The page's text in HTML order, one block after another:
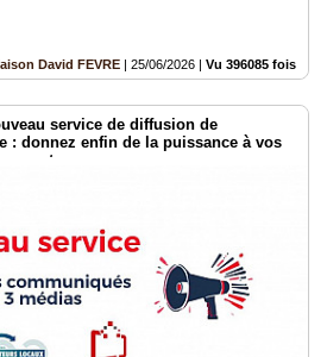
David FEVRE | 25/06/2026 | Vu 396085 fois
service de diffusion de
: donnez enfin de la puissance à vos